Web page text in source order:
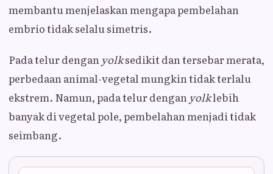
membantu menjelaskan mengapa pembelahan
embrio tidak selalu simetris.
Pada telur dengan yolksedikit dan tersebar merata,
perbedaan animal-vegetal mungkin tidak terlalu
ekstrem. Namun, pada telur dengan yolklebih
banyak di vegetal pole, pembelahan menjadi tidak
seimbang.